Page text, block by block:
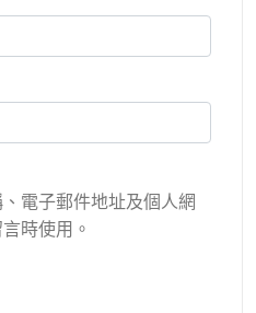
電子郵件地址及個人網
時使用。